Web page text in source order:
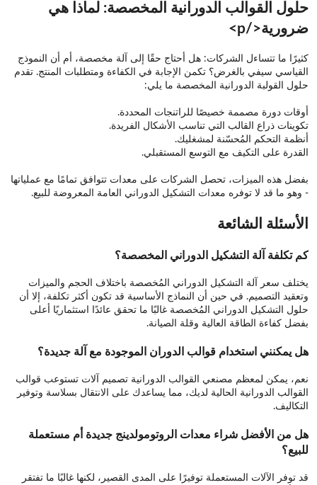
حلول القوالب الدورانية المخصصة: لماذا هي
ضرورية</p>
كثيرًا ما تتساءل الشركات: هل أحتاج حقًا إلى آلة مخصصة، أم أن النموذج
القياسي سيفي بالغرض؟ تكمن الإجابة في الكفاءة ومتطلبات المنتج. تقدم
حلول القولبة الدورانية المخصصة ما يلي:
أوقات دورة مصممة خصيصًا للراتنجات المحددة.
تكوينات ذراع القالب التي تناسب الأشكال الفريدة.
أنظمة التحكم المُحسّنة لمشغليك.
القدرة على التكيف مع التوسع المستقبلي.
بفضل هذه الميزات، تحصل الشركات على معدات تتوافق تمامًا مع عملياتها
- وهو ما قد لا توفره معدات التشكيل الدوراني العامة المعروضة للبيع.
الأسئلة الشائعة
كم تكلفة آلة التشكيل الدوراني المخصصة؟
يختلف سعر آلة التشكيل الدوراني المُخصصة باختلاف الحجم والميزات
وتعقيد التصميم. في حين أن النماذج الأساسية قد تكون أكثر تكلفة، إلا أن
حلول التشكيل الدوراني المُخصصة غالبًا ما تحقق عائدًا استثماريًا أعلى
بفضل كفاءة الطاقة العالية وقلة الصيانة.
هل يمكنني استخدام قوالب الدوران الموجودة مع آلة جديدة؟
نعم، يمكن لمعظم مصنعي القوالب الدورانية تصميم آلات تستوعب قوالب
القوالب الدورانية الحالية لديك، مما يساعدك على الانتقال بسلاسة وتوفير
التكاليف.
هل من الأفضل شراء معدات الروتومولدينج جديدة أم مستعملة
للبيع؟
قد توفر الآلات المستعملة توفيرًا على المدى القصير، لكنها غالبًا ما تفتقر